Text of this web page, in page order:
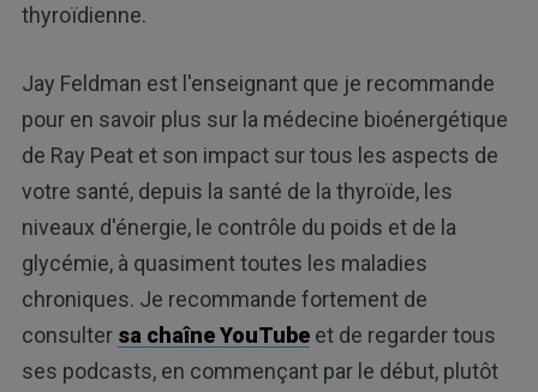
thyroïdienne.
Jay Feldman est l'enseignant que je recommande
pour en savoir plus sur la médecine bioénergétique
de Ray Peat et son impact sur tous les aspects de
votre santé, depuis la santé de la thyroïde, les
niveaux d'énergie, le contrôle du poids et de la
glycémie, à quasiment toutes les maladies
chroniques. Je recommande fortement de
consulter sa chaîne YouTubeet de regarder tous
ses podcasts, en commençant par le début, plutôt